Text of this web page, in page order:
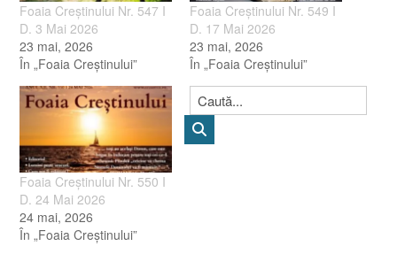
Foaia Creștinului Nr. 547 I
D. 3 Mai 2026
23 mai, 2026
În „Foaia Creştinului”
Foaia Creștinului Nr. 549 I
D. 17 Mai 2026
23 mai, 2026
În „Foaia Creştinului”
Foaia Creștinului Nr. 550 I
D. 24 Mai 2026
24 mai, 2026
În „Foaia Creştinului”